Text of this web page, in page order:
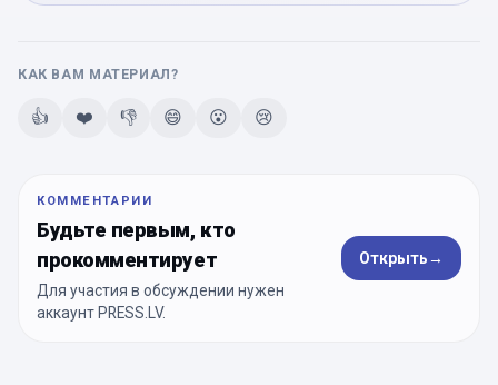
КАК ВАМ МАТЕРИАЛ?
👍 ❤️ 👎 😄 😮 😢
КОММЕНТАРИИ
Будьте первым, кто
прокомментирует
Для участия в обсуждении нужен
аккаунт PRESS.LV.
Открыть→